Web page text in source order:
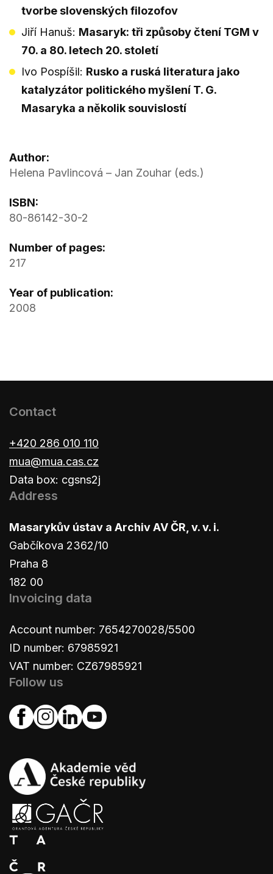
tvorbe slovenských filozofov
Jiří Hanuš: Masaryk: tři způsoby čtení TGM v
70. a 80. letech 20. století
Ivo Pospíšil: Rusko a ruská literatura jako
katalyzátor politického myšlení T. G.
Masaryka a několik souvislostí
Author:
Helena Pavlincová – Jan Zouhar (eds.)
ISBN:
80-86142-30-2
Number of pages:
217
Year of publication:
2008
Contact
+420 286 010 110
mua@mua.cas.cz
Data box: cgsns2j
Address
Masarykův ústav a Archiv AV ČR, v. v. i.
Gabčíkova 2362/10
Praha 8
182 00
Invoicing data
Account number: 7654270028/5500
ID number: 67985921
VAT number: CZ67985921
Follow us